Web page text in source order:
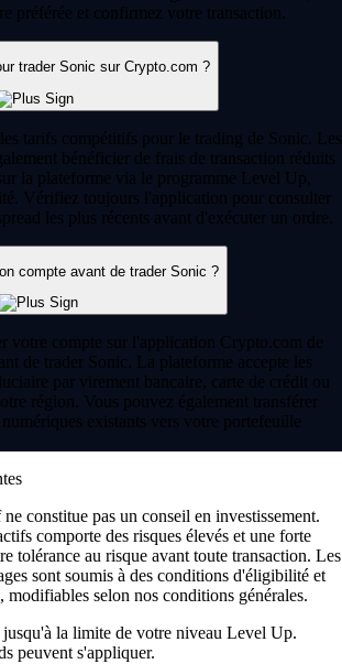
préférée et confirmez votre transaction.
trader Sonic sur Crypto.com ?
tarifs compétitifs pour le trading de Sonic. Les
bénéficier de frais de transaction réduits
la plateforme via le programme Level Up,
Vérifiez toujours l'application pour consulter
les plus récents avant d'exécuter un ordre.
compte avant de trader Sonic ?
votre compte sur l'application Crypto.com de
de trader Sonic. La plateforme accepte les
par virement bancaire, carte de crédit ou
région. Vous pouvez également transférer
existants vers votre portefeuille
constitue pas un conseil en investissement.
comporte des risques élevés et une forte
tolérance au risque avant toute transaction. Les
sont soumis à des conditions d'éligibilité et
modifiables selon nos conditions générales.
la limite de votre niveau Level Up.
peuvent s'appliquer.